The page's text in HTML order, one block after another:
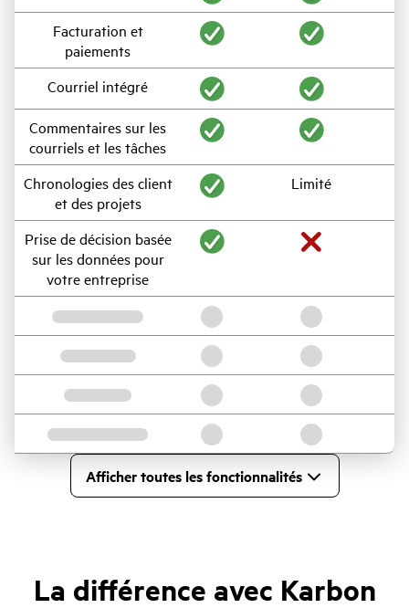
Facturation et
paiements
Courriel intégré
Commentaires sur les
courriels et les tâches
Chronologies des client
et des projets
Limité
Prise de décision basée
sur les données pour
votre entreprise
Afficher toutes les fonctionnalités
La différence avec Karbon